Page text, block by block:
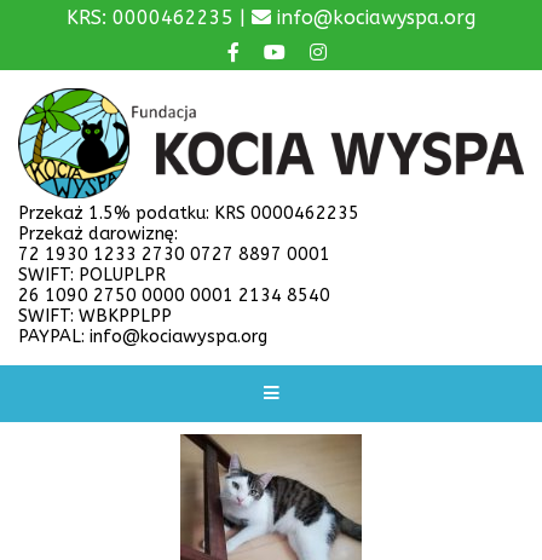
KRS: 0000462235 | info@kociawyspa.org
Przekaż 1.5% podatku: KRS 0000462235
Przekaż darowiznę:
72 1930 1233 2730 0727 8897 0001
SWIFT: POLUPLPR
26 1090 2750 0000 0001 2134 8540
SWIFT: WBKPPLPP
PAYPAL: info@kociawyspa.org